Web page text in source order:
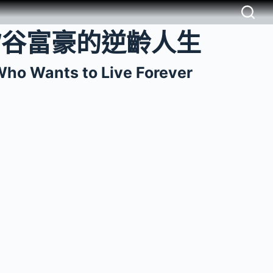
富豪的逆齡人生
Wants to Live Forever